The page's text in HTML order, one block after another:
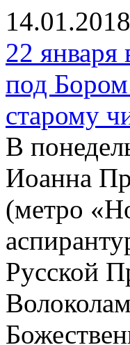
14.01.2018
22 января
под Бором
старому
В
Иоанна
(метро
Русской